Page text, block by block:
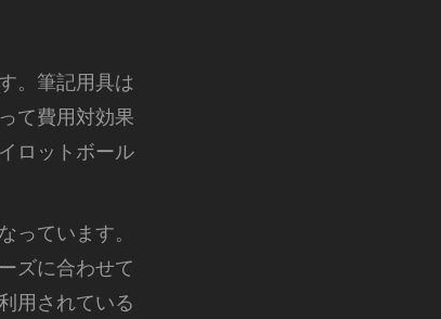
。 筆記用具は
て費用対効果
ロットボール
っています。
ズに合わせて
用されている